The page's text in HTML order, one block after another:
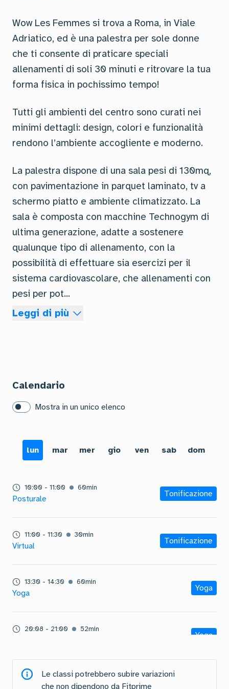
Wow Les Femmes si trova a Roma, in Viale
Adriatico, ed è una palestra per sole donne
che ti consente di praticare speciali
allenamenti di soli 30 minuti e ritrovare la tua
forma fisica in pochissimo tempo!
Tutti gli ambienti del centro sono curati nei
minimi dettagli: design, colori e funzionalità
rendono l’ambiente accogliente e moderno.
La palestra dispone di una sala pesi di 130mq,
con pavimentazione in parquet laminato, tv a
schermo piatto e ambiente climatizzato. La
sala è composta con macchine Technogym di
ultima generazione, adatte a sostenere
qualunque tipo di allenamento, con la
possibilità di effettuare sia esercizi per il
sistema cardiovascolare, che allenamenti con
pesi per pot...
Leggi di più
Calendario
Mostra in un unico elenco
lun mar mer gio ven sab dom
10:00 - 11:00 60min
Posturale Tonificazione
11:00 - 11:30 30min
Virtual Tonificazione
13:30 - 14:30 60min
Yoga Yoga
20:08 - 21:00 52min
Yoga
Le classi potrebbero subire variazioni
che non dipendono da Fitprime